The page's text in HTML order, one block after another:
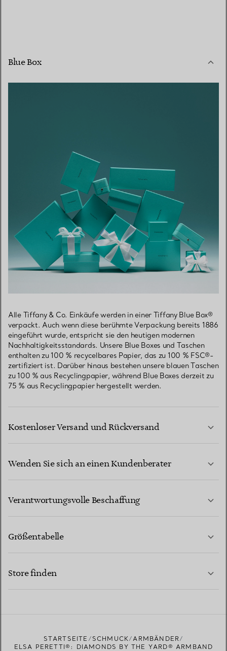
Blue Box
Alle Tiffany & Co. Einkäufe werden in einer Tiffany Blue Box®
verpackt. Auch wenn diese berühmte Verpackung bereits 1886
eingeführt wurde, entspricht sie den heutigen modernen
Nachhaltigkeitsstandards. Unsere Blue Boxes und Taschen
enthalten zu 100 % recycelbares Papier, das zu 100 % FSC®-
zertifiziert ist. Darüber hinaus bestehen unsere blauen Taschen
zu 100 % aus Recyclingpapier, während Blue Boxes derzeit zu
75 % aus Recyclingpapier hergestellt werden.
Kostenloser Versand und Rückversand
Wenden Sie sich an einen Kundenberater
Verantwortungsvolle Beschaffung
Größentabelle
Store finden
STARTSEITE SCHMUCK
ARMBÄNDER
ELSA PERETTI®: DIAMONDS BY THE YARD® ARMBAND